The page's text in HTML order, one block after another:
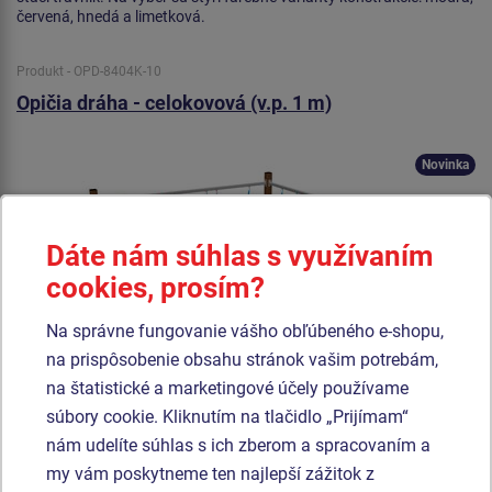
červená, hnedá a limetková.
Produkt - OPD-8404K-10
Opičia dráha - celokovová (v.p. 1 m)
Cena na vyžiadanie
Novinka
Dáte nám súhlas s využívaním
cookies, prosím?
Na správne fungovanie vášho obľúbeného e-shopu,
na prispôsobenie obsahu stránok vašim potrebám,
na štatistické a marketingové účely používame
súbory cookie. Kliknutím na tlačidlo „Prijímam“
nám udelíte súhlas s ich zberom a spracovaním a
my vám poskytneme ten najlepší zážitok z